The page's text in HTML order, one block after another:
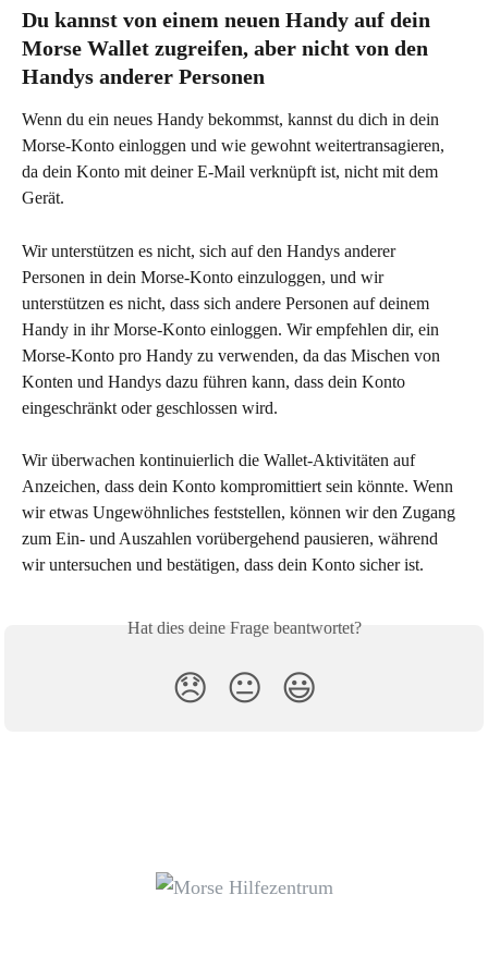
Du kannst von einem neuen Handy auf dein
Morse Wallet zugreifen, aber nicht von den
Handys anderer Personen
Wenn du ein neues Handy bekommst, kannst du dich in dein
Morse-Konto einloggen und wie gewohnt weitertransagieren,
da dein Konto mit deiner E-Mail verknüpft ist, nicht mit dem
Gerät.
Wir unterstützen es nicht, sich auf den Handys anderer
Personen in dein Morse-Konto einzuloggen, und wir
unterstützen es nicht, dass sich andere Personen auf deinem
Handy in ihr Morse-Konto einloggen. Wir empfehlen dir, ein
Morse-Konto pro Handy zu verwenden, da das Mischen von
Konten und Handys dazu führen kann, dass dein Konto
eingeschränkt oder geschlossen wird.
Wir überwachen kontinuierlich die Wallet-Aktivitäten auf
Anzeichen, dass dein Konto kompromittiert sein könnte. Wenn
wir etwas Ungewöhnliches feststellen, können wir den Zugang
zum Ein- und Auszahlen vorübergehend pausieren, während
wir untersuchen und bestätigen, dass dein Konto sicher ist.
Hat dies deine Frage beantwortet?
😞 😐 😃